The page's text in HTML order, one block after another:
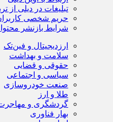
تبلیغات در دیلی از
حریم شخصی
شرایط بازنشر محتوا
ارزدیجیتال و فین‌تک
سلامت و بهداشت
حقوقی و قضایی
سیاسی و اجتماعی
صنعت خودروسازی
طلا و ارز
گردشگری و
بهار فناوری